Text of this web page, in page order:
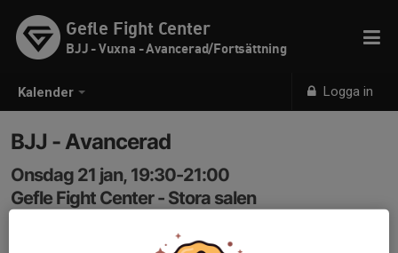
Kalender Logga in
Gefle Fight Center
BJJ - Vuxna - Avancerad/Fortsättning
BJJ - Avancerad
Onsdag 21 jan, 19:30-21:00
Gefle Fight Center - Stora salen